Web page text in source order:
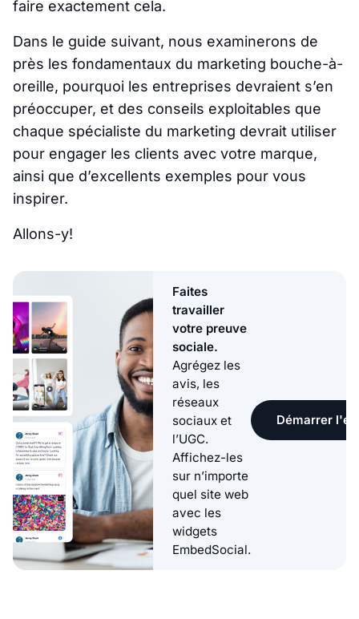
faire exactement cela.
Dans le guide suivant, nous examinerons de
près les fondamentaux du marketing bouche-à-
oreille, pourquoi les entreprises devraient s’en
préoccuper, et des conseils exploitables que
chaque spécialiste du marketing devrait utiliser
pour engager les clients avec votre marque,
ainsi que d’excellents exemples pour vous
inspirer.
Allons-y!
Faites
travailler
votre preuve
sociale.
Agrégez les
avis, les
réseaux
sociaux et
l’UGC.
Affichez-les
sur n’importe
quel site web
avec les
widgets
EmbedSocial.
Démarrer